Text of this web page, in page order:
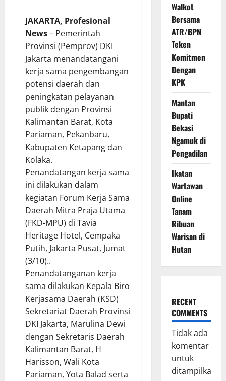
JAKARTA, Profesional
News– Pemerintah
Provinsi (Pemprov) DKI
Jakarta menandatangani
kerja sama pengembangan
potensi daerah dan
peningkatan pelayanan
publik dengan Provinsi
Kalimantan Barat, Kota
Pariaman, Pekanbaru,
Kabupaten Ketapang dan
Kolaka.
Penandatangan kerja sama
ini dilakukan dalam
kegiatan Forum Kerja Sama
Daerah Mitra Praja Utama
(FKD-MPU) di Tavia
Heritage Hotel, Cempaka
Putih, Jakarta Pusat, Jumat
(3/10)..
Penandatanganan kerja
sama dilakukan Kepala Biro
Kerjasama Daerah (KSD)
Sekretariat Daerah Provinsi
DKI Jakarta, Marulina Dewi
dengan Sekretaris Daerah
Kalimantan Barat, H
Harisson, Wali Kota
Pariaman, Yota Balad serta
Walkot
Bersama
ATR/BPN
Teken
Komitmen
Dengan
KPK
Mantan
Bupati
Bekasi
Ngamuk di
Pengadilan
Ikatan
Wartawan
Online
Tanam
Ribuan
Warisan di
Hutan
RECENT
COMMENTS
Tidak ada
komentar
untuk
ditampilkan.